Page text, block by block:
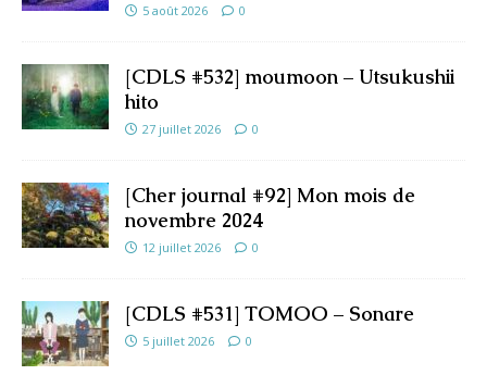
5 août 2026 0
[CDLS #532] moumoon – Utsukushii
hito
27 juillet 2026 0
[Cher journal #92] Mon mois de
novembre 2024
12 juillet 2026 0
[CDLS #531] TOMOO – Sonare
5 juillet 2026 0